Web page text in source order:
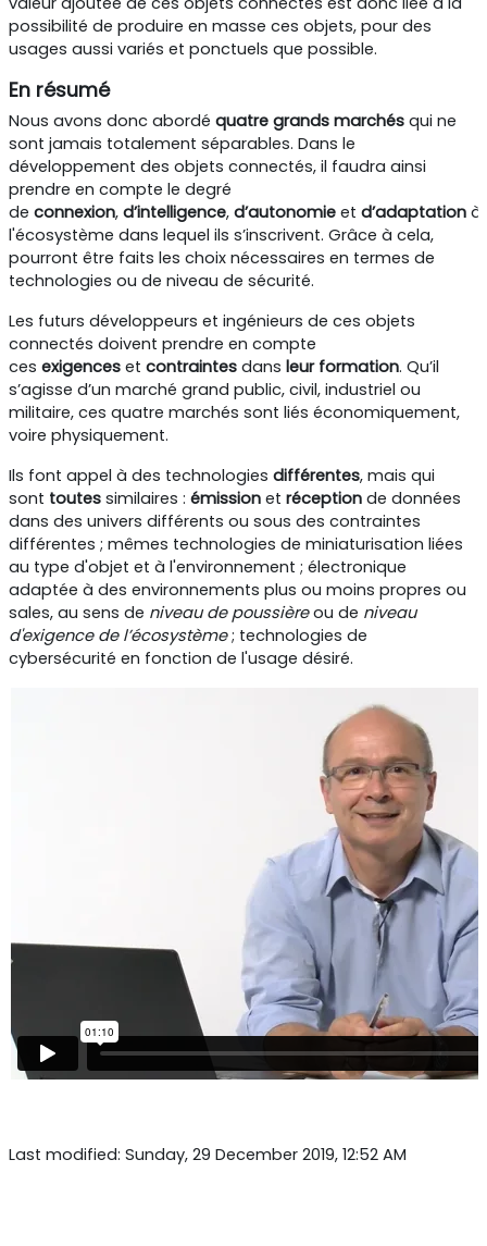
possibilité de produire en masse ces objets, pour des
usages aussi variés et ponctuels que possible.
En résumé
Nous avons donc abordé quatre grands marchés qui ne
sont jamais totalement séparables. Dans le
développement des objets connectés, il faudra ainsi
prendre en compte le degré
de connexion, d’intelligence, d’autonomie et d’adaptation à
l'écosystème dans lequel ils s’inscrivent. Grâce à cela,
pourront être faits les choix nécessaires en termes de
technologies ou de niveau de sécurité.
Les futurs développeurs et ingénieurs de ces objets
connectés doivent prendre en compte
ces exigences et contraintes dans leur formation. Qu’il
s’agisse d’un marché grand public, civil, industriel ou
militaire, ces quatre marchés sont liés économiquement,
voire physiquement.
Ils font appel à des technologies différentes, mais qui
sont toutes similaires : émission et réception de données
dans des univers différents ou sous des contraintes
différentes ; mêmes technologies de miniaturisation liées
au type d'objet et à l'environnement ; électronique
adaptée à des environnements plus ou moins propres ou
sales, au sens de niveau de poussièreou de niveau
d'exigence de l’écosystème; technologies de
cybersécurité en fonction de l'usage désiré.
Last modified: Sunday, 29 December 2019, 12:52 AM